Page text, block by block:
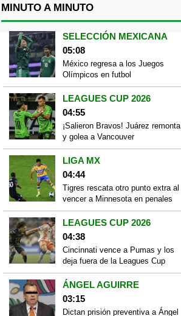
MINUTO A MINUTO
SELECCIÓN MEXICANA
05:08
México regresa a los Juegos
Olímpicos en futbol
LEAGUES CUP 2026
04:55
¡Salieron Bravos! Juárez remonta
y golea a Vancouver
LIGA MX
04:44
Tigres rescata otro punto extra al
vencer a Minnesota en penales
LEAGUES CUP 2026
04:38
Cincinnati vence a Pumas y los
deja fuera de la Leagues Cup
ÁNGEL AGUIRRE
03:15
Dictan prisión preventiva a Ángel